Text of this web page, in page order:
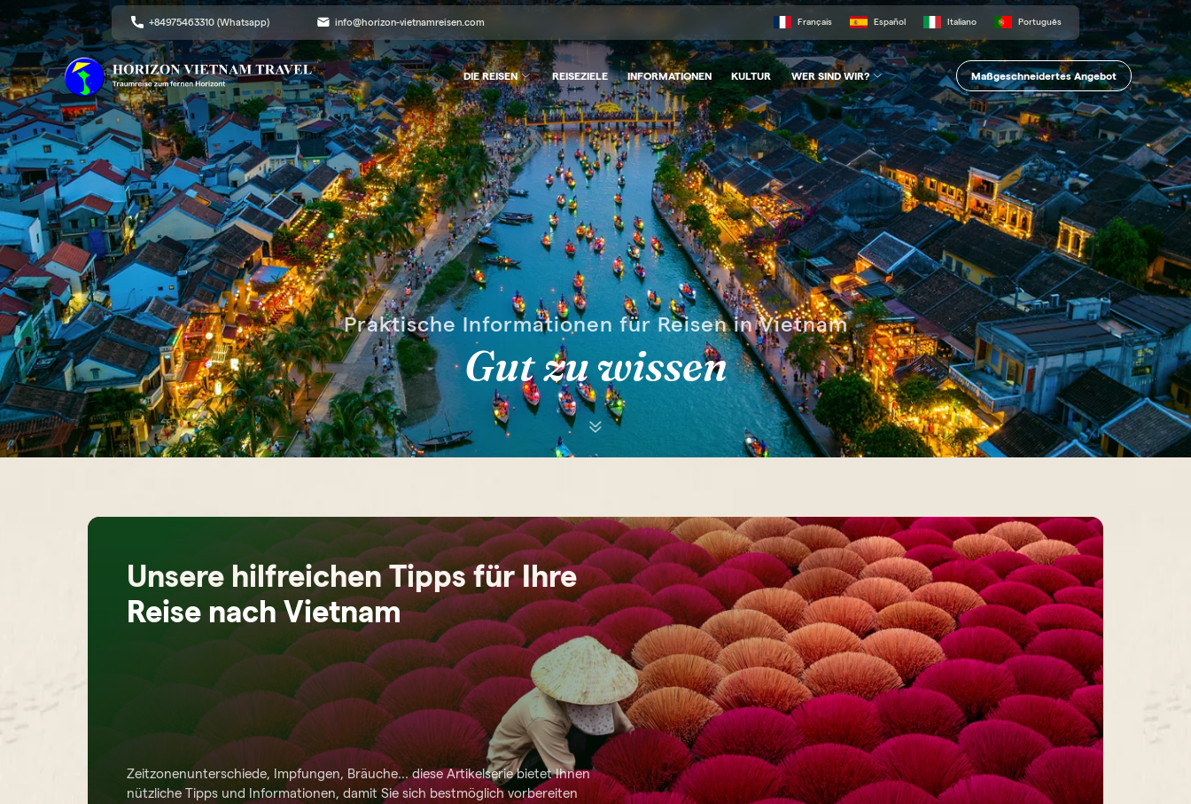
+84975463310 (Whatsapp) info@horizon-vietnamreisen.com Français Español Italiano Português
DIE REISEN REISEZIELE INFORMATIONEN KULTUR WER SIND WIR? Maßgeschneidertes Angebot
Praktische Informationen für Reisen in Vietnam
Gut zu wissen
Unsere hilfreichen Tipps für Ihre
Reise nach Vietnam
Zeitzonenunterschiede, Impfungen, Bräuche... diese Artikelserie bietet Ihnen
nützliche Tipps und Informationen, damit Sie sich bestmöglich vorbereiten